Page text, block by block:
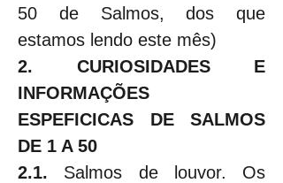
50 de Salmos, dos que
estamos lendo este mês)
2. CURIOSIDADES E
INFORMAÇÕES
ESPEFICICAS DE SALMOS
DE 1 A 50
2.1. Salmos de louvor. Os